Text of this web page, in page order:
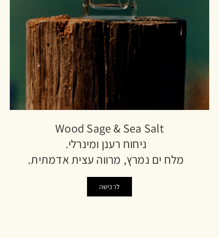
Wood Sage & Sea Salt
ניחוח רענן ומינרלי.
מלח ים נמרץ, מרווה עצית אדמתית.
לרכישה